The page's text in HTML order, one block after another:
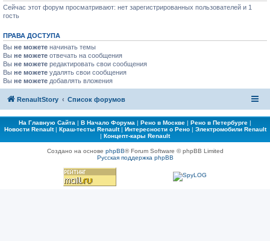
Сейчас этот форум просматривают: нет зарегистрированных пользователей и 1
гость
ПРАВА ДОСТУПА
Вы не можете начинать темы
Вы не можете отвечать на сообщения
Вы не можете редактировать свои сообщения
Вы не можете удалять свои сообщения
Вы не можете добавлять вложения
RenaultStory Список форумов
На Главную Сайта | В Начало Форума | Рено в Москве | Рено в Петербурге |
Новости Renault| Краш-тесты Renault| Интересности о Рено| Электромобили Renault
| Концепт-кары Renault
Создано на основе phpBB® Forum Software © phpBB Limited
Русская поддержка phpBB